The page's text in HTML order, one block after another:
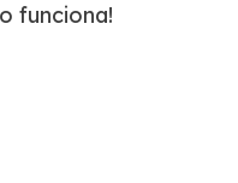
funciona!